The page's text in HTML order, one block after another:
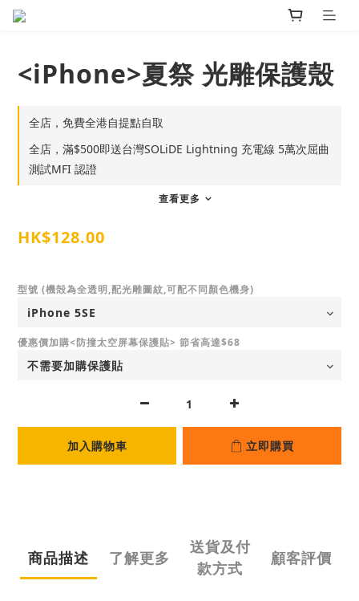
<iPhone>夏祭 光雕保護殼
全店，免費全港自提點自取
全店，滿$500即送台灣SOLiDE Lightning 充電線 5萬次屈曲
測試MFI 認證
查看更多
HK$128.00
型號 (機殻為全透明,配光雕圖紋,可配不同顏色機身)
優惠價加購<防撞太空屏幕保護貼> 節省高達$68
加入購物車 立即購買
商品描述 了解更多
送貨及付
款方式
顧客評價